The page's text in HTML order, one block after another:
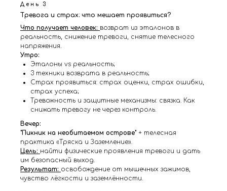
День 3
Тревога и страх: что мешает проявиться?
Что получает человек: возврат из эталонов в
реальность, снижение тревоги, снятие телесного
напряжения.
Утро:
Эталоны vs реальность;
3 техники возврата в реальность;
Страх проявиться: страх оценки, страх ошибки,
страх успеха;
Тревожность и защитные механизмы: связка. Как
снижать тревогу не через контроль.
Вечер:
"Пикник на необитаемом острове" + телесная
практика «Тряска и Заземление».
Цель: найти физические проявления тревоги и дать
им безопасный выход.
Результат: освобождение от мышечных зажимов,
чувство лёгкости и заземлённости.